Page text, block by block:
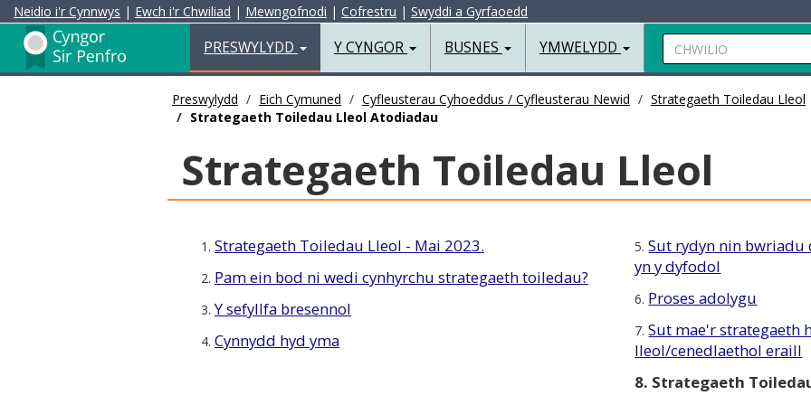
Neidio i'r Cynnwys | Ewch i'r Chwiliad | Mewngofnodi | Cofrestru | Swyddi a Gyrfaoedd
Preswylydd
PRESWYLYDD Y CYNGOR BUSNES YMWELYDD Chwilio
Preswylydd Eich Cymuned Cyfleusterau Cyhoeddus / Cyfleusterau Newid
Strategaeth Toiledau Lleol
Strategaeth Toiledau Lleol Atodiadau
Strategaeth Toiledau Lleol
1.Strategaeth Toiledau Lleol - Mai 2023.
2. Pam ein bod ni wedi cynhyrchu strategaeth toiledau?
3.Y sefyllfa bresennol
4.Cynnydd hyd yma
5.Sut rydyn nin
yn y dyfodol
6. Proses adolygu
7.Sut mae'r strategaeth
lleol/cenedlaethol eraill
8. Strategaeth